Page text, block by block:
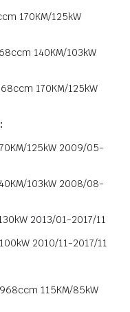
170KM/125kW
140KM/103kW
170KM/125kW
125kW 2009/05-
103kW 2008/08-
2013/01-2017/11
2010/11-2017/11
115KM/85kW